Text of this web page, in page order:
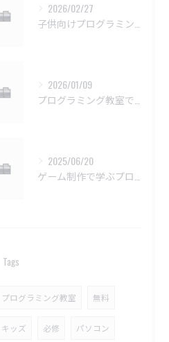
2026/02/27
2026/01/09
2025/06/20
Tags
プログラミング教室 無料
キッズ 必修 パソコン